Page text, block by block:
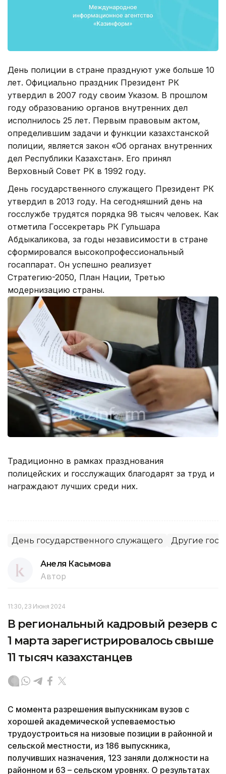
День полиции в стране празднуют уже больше 10
лет. Официально праздник Президент РК
утвердил в 2007 году своим Указом. В прошлом
году образованию органов внутренних дел
исполнилось 25 лет. Первым правовым актом,
определившим задачи и функции казахстанской
полиции, является закон «Об органах внутренних
дел Республики Казахстан». Его принял
Верховный Совет РК в 1992 году.
День государственного служащего Президент РК
утвердил в 2013 году. На сегодняшний день на
госслужбе трудятся порядка 98 тысяч человек. Как
отметила Госсекретарь РК Гульшара
Абдыкаликова, за годы независимости в стране
сформировался высокопрофессиональный
госаппарат. Он успешно реализует
Стратегию-2050, План Нации, Третью
модернизацию страны.
Традиционно в рамках празднования
полицейских и госслужащих благодарят за труд и
награждают лучших среди них.
День государственного служащего Другие
Анеля Касымова
Автор
11:30, 23 Июня 2024
В региональный кадровый резерв с
1 марта зарегистрировалось свыше
11 тысяч казахстанцев
С момента разрешения выпускникам вузов с
хорошей академической успеваемостью
трудоустроиться на низовые позиции в районной и
сельской местности, из 186 выпускника,
получивших назначения, 123 заняли должности на
районном и 63 – сельском уровнях. О результатах